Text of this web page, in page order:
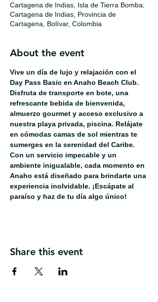
Cartagena de Indias, Isla de Tierra Bomba,
Cartagena de Indias, Provincia de
Cartagena, Bolívar, Colombia
About the event
Vive un día de lujo y relajación con el
Day Pass Basic en Anaho Beach Club.
Disfruta de transporte en bote, una
refrescante bebida de bienvenida,
almuerzo gourmet y acceso exclusivo a
nuestra playa privada, piscina. Relájate
en cómodas camas de sol mientras te
sumerges en la serenidad del Caribe.
Con un servicio impecable y un
ambiente inigualable, cada momento en
Anaho está diseñado para brindarte una
experiencia inolvidable. ¡Escápate al
paraíso y haz de tu día algo único!
Share this event